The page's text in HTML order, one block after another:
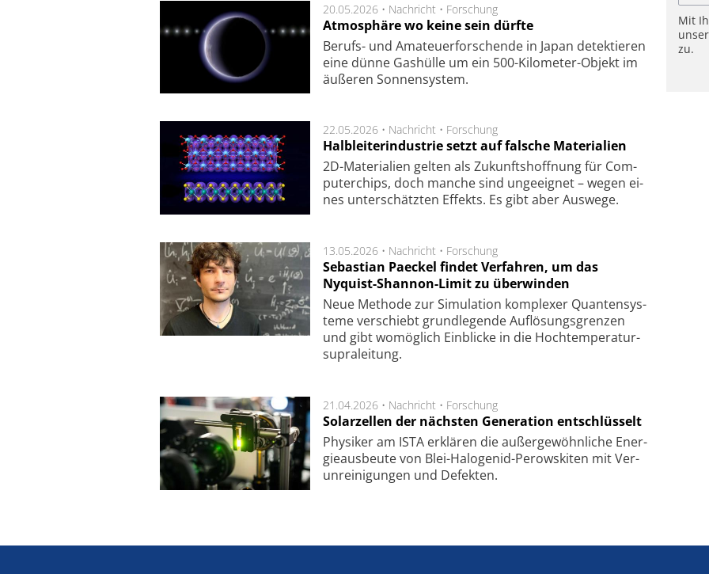
20.05.2026 • Nachricht • Forschung
Atmosphäre wo keine sein dürfte
Berufs- und Ama­teuer­for­schen­de in Japan de­tek­tie­ren
eine dün­ne Gas­hül­le um ein 500-Kilo­meter-Objekt im
äu­ße­ren Son­nen­sys­tem.
22.05.2026 • Nachricht • Forschung
Halbleiterindustrie setzt auf falsche Materialien
2D-Mate­ri­a­li­en gel­ten als Zu­kunfts­hoff­nung für Com­
pu­ter­chips, doch man­che sind un­ge­eig­net – we­gen ei­
nes un­ter­schätz­ten Ef­fekts. Es gibt aber Aus­we­ge.
13.05.2026 • Nachricht • Forschung
Sebastian Paeckel findet Verfahren, um das
Nyquist-Shannon-Limit zu überwinden
Neue Methode zur Simu­la­tion kom­ple­xer Quan­ten­sys­
te­me ver­schiebt grund­le­gen­de Auf­lösungs­gren­zen
und gibt wo­mög­lich Ein­blicke in die Hoch­tempe­ra­tur­
supra­lei­tung.
21.04.2026 • Nachricht • Forschung
Solarzellen der nächsten Generation entschlüsselt
Physiker am ISTA er­klä­ren die außer­ge­wöhn­li­che Ener­
gie­aus­beu­te von Blei-Halo­ge­nid-Perows­ki­ten mit Ver­
unrei­ni­gung­en und De­fek­ten.
Mit
zu.